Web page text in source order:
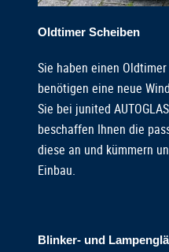
Oldtimer Scheiben
Sie haben einen
benötigen eine neue
Sie bei junited
beschaffen Ihnen die
diese an und kümmern
Einbau.
Blinker- und